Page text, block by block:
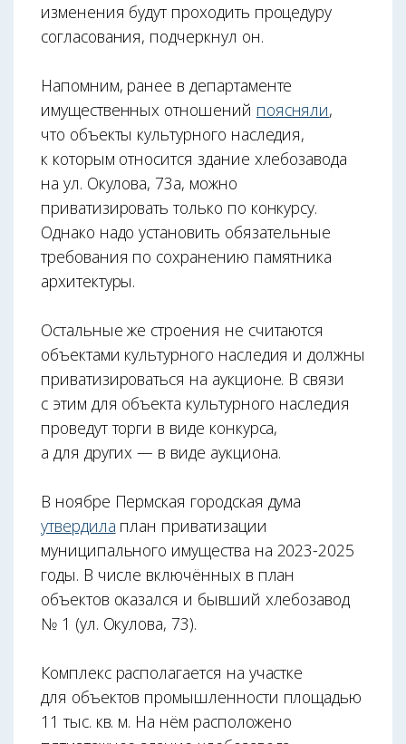
изменения будут проходить процедуру
согласования, подчеркнул он.
Напомним, ранее в департаменте
имущественных отношений поясняли,
что объекты культурного наследия,
к которым относится здание хлебозавода
на ул. Окулова, 73а, можно
приватизировать только по конкурсу.
Однако надо установить обязательные
требования по сохранению памятника
архитектуры.
Остальные же строения не считаются
объектами культурного наследия и должны
приватизироваться на аукционе. В связи
с этим для объекта культурного наследия
проведут торги в виде конкурса,
а для других — в виде аукциона.
В ноябре Пермская городская дума
утвердила план приватизации
муниципального имущества на 2023-2025
годы. В числе включённых в план
объектов оказался и бывший хлебозавод
№ 1 (ул. Окулова, 73).
Комплекс располагается на участке
для объектов промышленности площадью
11 тыс. кв. м. На нём расположено